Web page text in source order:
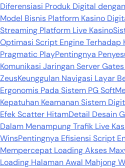
Diferensiasi Produk Digital
Model Bisnis Platform Kasino
Streaming Platform Live Kasino
Optimasi Script Engine Terhadap
Pragmatic PlayPentingnya
Komunikasi Jaringan Server
ZeusKeunggulan Navigasi Layar
Ergonomis Pada Sistem PG Soft
Kepatuhan Keamanan Sistem
Efek Scatter HitamDetail Desain
Dalam Menampung Trafik Live
WinsPentingnya Efisiensi Script
Mempercepat Loading Akses
Loading Halaman Awal Mahjong